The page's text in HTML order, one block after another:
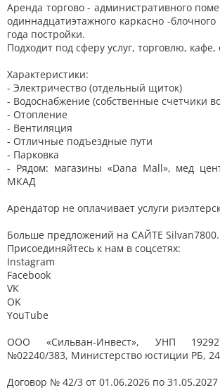
Аренда торгово - административного
одиннадцатиэтажного каркасно -
года постройки.
Подходит под сферу услуг, торговлю, кафе,
Характеристики:
- Электричество (отдельный щиток)
- Водоснабжение (собственные счетчики
- Отопление
- Вентиляция
- Отличные подъездные пути
- Парковка
- Рядом: магазины «Dana Mall», мед
МКАД
Арендатор не оплачивает услуги
Больше предложений на САЙТЕ
Присоединяйтесь к нам в соцсетях:
Instagram
Facebook
VK
OK
YouTube
ООО «Сильван-Инвест», УНП
№02240/383, Министерство юстиции РБ,
Договор № 42/3 от 01.06.2026 по 31.05.2027